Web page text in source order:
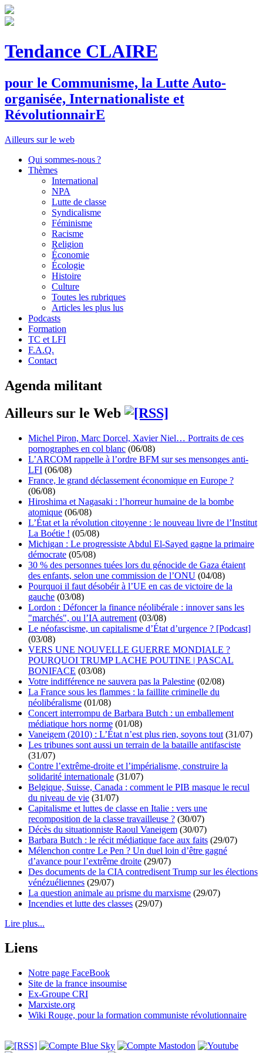
Tendance CLAIRE
pour le Communisme, la Lutte Auto-
organisée, Internationaliste et
RévolutionnairE
Ailleurs sur le web
Qui sommes-nous ?
Thèmes
International
NPA
Lutte de classe
Syndicalisme
Féminisme
Racisme
Religion
Économie
Écologie
Histoire
Culture
Toutes les rubriques
Articles les plus lus
Podcasts
Formation
TC et LFI
F.A.Q.
Contact
Agenda militant
Ailleurs sur le Web
Michel Piron, Marc Dorcel, Xavier Niel… Portraits de ces
pornographes en col blanc (06/08)
L’ARCOM rappelle à l’ordre BFM sur ses mensonges anti-
LFI (06/08)
France, le grand déclassement économique en Europe ?
(06/08)
Hiroshima et Nagasaki : l’horreur humaine de la bombe
atomique (06/08)
L’État et la révolution citoyenne : le nouveau livre de l’Institut
La Boétie ! (05/08)
Michigan : Le progressiste Abdul El-Sayed gagne la primaire
démocrate (05/08)
30 % des personnes tuées lors du génocide de Gaza étaient
des enfants, selon une commission de l’ONU (04/08)
Pourquoi il faut désobéir à l’UE en cas de victoire de la
gauche (03/08)
Lordon : Défoncer la finance néolibérale : innover sans les
"marchés", ou l’IA autrement (03/08)
Le néofascisme, un capitalisme d’État d’urgence ? [Podcast]
(03/08)
VERS UNE NOUVELLE GUERRE MONDIALE ?
POURQUOI TRUMP LACHE POUTINE | PASCAL
BONIFACE (03/08)
Votre indifférence ne sauvera pas la Palestine (02/08)
La France sous les flammes : la faillite criminelle du
néolibéralisme (01/08)
Concert interrompu de Barbara Butch : un emballement
médiatique hors norme (01/08)
Vaneigem (2010) : L’État n’est plus rien, soyons tout (31/07)
Les tribunes sont aussi un terrain de la bataille antifasciste
(31/07)
Contre l’extrême-droite et l’impérialisme, construire la
solidarité internationale (31/07)
Belgique, Suisse, Canada : comment le PIB masque le recul
du niveau de vie (31/07)
Capitalisme et luttes de classe en Italie : vers une
recomposition de la classe travailleuse ? (30/07)
Décès du situationniste Raoul Vaneigem (30/07)
Barbara Butch : le récit médiatique face aux faits (29/07)
Mélenchon contre Le Pen ? Un duel loin d’être gagné
d’avance pour l’extrême droite (29/07)
Des documents de la CIA contredisent Trump sur les élections
vénézuéliennes (29/07)
La question animale au prisme du marxisme (29/07)
Incendies et lutte des classes (29/07)
Lire plus...
Liens
Notre page FaceBook
Site de la france insoumise
Ex-Groupe CRI
Marxiste.org
Wiki Rouge, pour la formation communiste révolutionnaire